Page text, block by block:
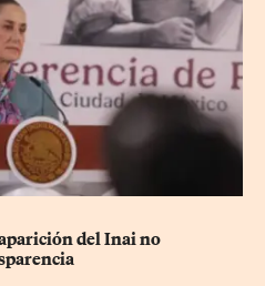
del Inai no